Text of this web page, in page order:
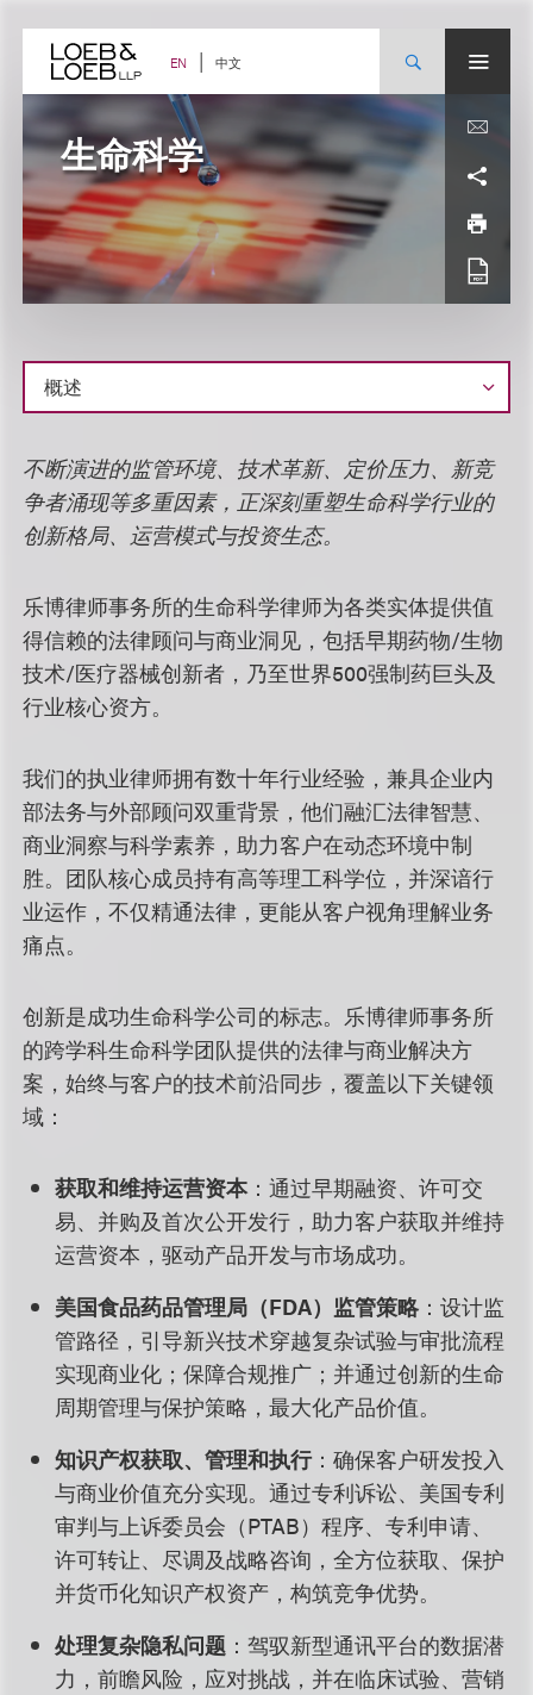
content EN 中文
生命科学
概
述
不断演进的监管环境、技术革新、定价压力、新竞
争者涌现等多重因素，正深刻重塑生命科学行业的
创新格局、运营模式与投资生态。
乐博律师事务所的生命科学律师为各类实体提供值
得信赖的法律顾问与商业洞见，包括早期药物/生物
技术/医疗器械创新者，乃至世界500强制药巨头及
行业核心资方。
我们的执业律师拥有数十年行业经验，兼具企业内
部法务与外部顾问双重背景，他们融汇法律智慧、
商业洞察与科学素养，助力客户在动态环境中制
胜。团队核心成员持有高等理工科学位，并深谙行
业运作，不仅精通法律，更能从客户视角理解业务
痛点。
创新是成功生命科学公司的标志。乐博律师事务所
的跨学科生命科学团队提供的法律与商业解决方
案，始终与客户的技术前沿同步，覆盖以下关键领
域：
获取和维持运营资本：通过早期融资、许可交
易、并购及首次公开发行，助力客户获取并维持
运营资本，驱动产品开发与市场成功。
美国食品药品管理局（FDA）监管策略 ：设计监
管路径，引导新兴技术穿越复杂试验与审批流程
实现商业化；保障合规推广；并通过创新的生命
周期管理与保护策略，最大化产品价值。
知识产权获取、管理和执行：确保客户研发投入
与商业价值充分实现。通过专利诉讼、美国专利
审判与上诉委员会（PTAB）程序、专利申请、
许可转让、尽调及战略咨询，全方位获取、保护
并货币化知识产权资产，构筑竞争优势。
处理复杂隐私问题 ：驾驭新型通讯平台的数据潜
力，前瞻风险，应对挑战，并在临床试验、营销